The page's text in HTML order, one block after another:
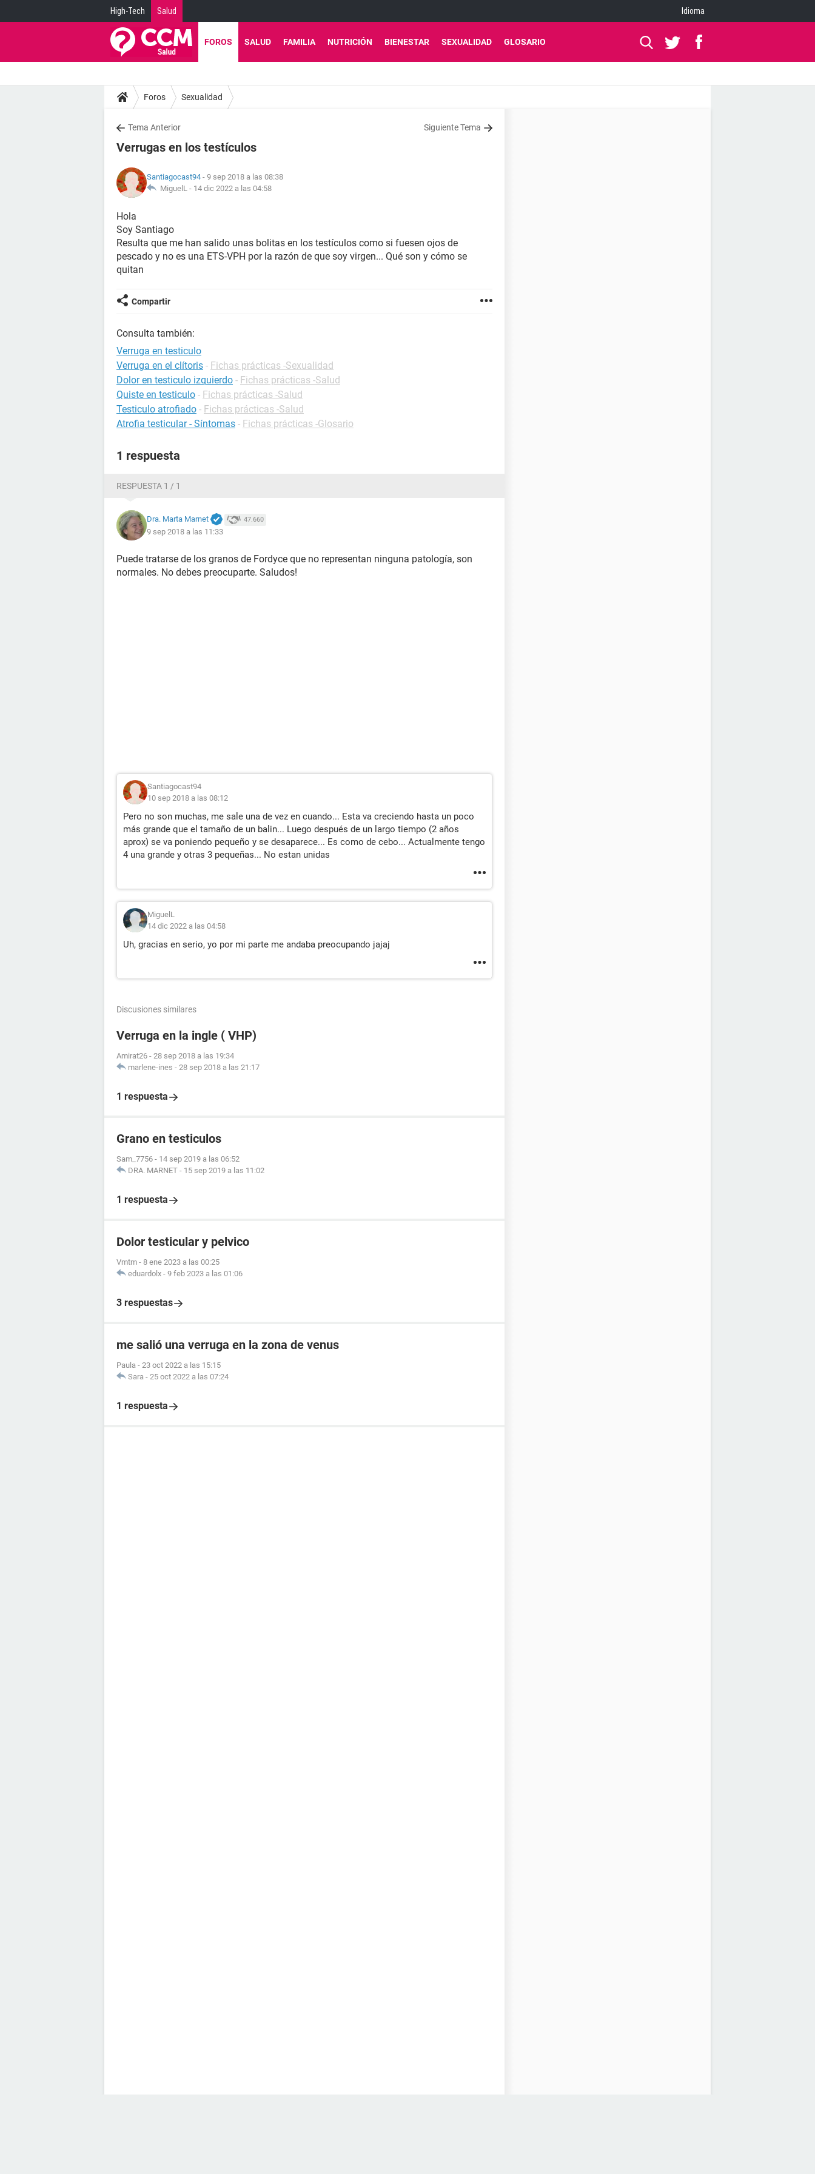
High-Tech Salud Idioma
FOROS SALUD FAMILIA NUTRICIÓN BIENESTAR SEXUALIDAD GLOSARIO
Foros Sexualidad
Tema Anterior Siguiente Tema
Verrugas en los testículos
Santiagocast94 - 9 sep 2018 a las 08:38
MiguelL - 14 dic 2022 a las 04:58
Hola
Soy Santiago
Resulta que me han salido unas bolitas en los testículos como si fuesen ojos de
pescado y no es una ETS-VPH por la razón de que soy virgen... Qué son y cómo se
quitan
Compartir
Consulta también:
Verruga en testiculo
Verruga en el clítoris - Fichas prácticas -Sexualidad
Dolor en testiculo izquierdo - Fichas prácticas -Salud
Quiste en testiculo - Fichas prácticas -Salud
Testiculo atrofiado - Fichas prácticas -Salud
Atrofia testicular - Síntomas - Fichas prácticas -Glosario
1 respuesta
RESPUESTA 1 / 1
Dra. Marta Marnet 47.660
9 sep 2018 a las 11:33
Puede tratarse de los granos de Fordyce que no representan ninguna patología, son
normales. No debes preocuparte. Saludos!
Santiagocast94
10 sep 2018 a las 08:12
Pero no son muchas, me sale una de vez en cuando... Esta va creciendo hasta un poco
más grande que el tamaño de un balin... Luego después de un largo tiempo (2 años
aprox) se va poniendo pequeño y se desaparece... Es como de cebo... Actualmente tengo
4 una grande y otras 3 pequeñas... No estan unidas
MiguelL
14 dic 2022 a las 04:58
Uh, gracias en serio, yo por mi parte me andaba preocupando jajaj
Discusiones similares
Verruga en la ingle ( VHP)
Amirat26 - 28 sep 2018 a las 19:34
marlene-ines - 28 sep 2018 a las 21:17
1 respuesta
Grano en testiculos
Sam_7756 - 14 sep 2019 a las 06:52
DRA. MARNET - 15 sep 2019 a las 11:02
1 respuesta
Dolor testicular y pelvico
Vmtm - 8 ene 2023 a las 00:25
eduardolx - 9 feb 2023 a las 01:06
3 respuestas
me salió una verruga en la zona de venus
Paula - 23 oct 2022 a las 15:15
Sara - 25 oct 2022 a las 07:24
1 respuesta